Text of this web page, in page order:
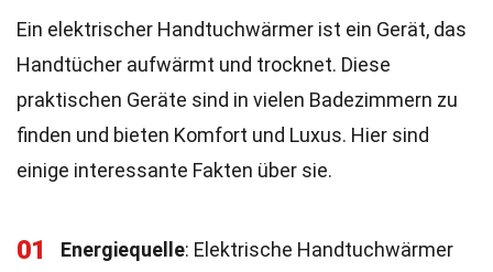
Ein elektrischer Handtuchwärmer ist ein Gerät, das
Handtücher aufwärmt und trocknet. Diese
praktischen Geräte sind in vielen Badezimmern zu
finden und bieten Komfort und Luxus. Hier sind
einige interessante Fakten über sie.
01 Energiequelle: Elektrische Handtuchwärmer